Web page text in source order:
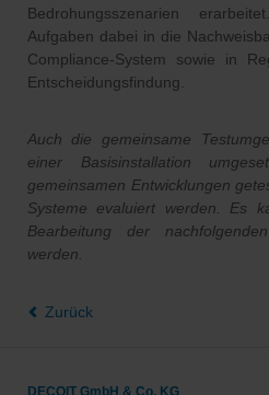
Bedrohungsszenarien
Aufgaben dabei in die
Compliance-System sowie in
Entscheidungsfindung.
Auch die gemeinsame
einer Basisinstallation
gemeinsamen Entwicklungen
Systeme evaluiert werden. Es
Bearbeitung der
werden.
Zurück